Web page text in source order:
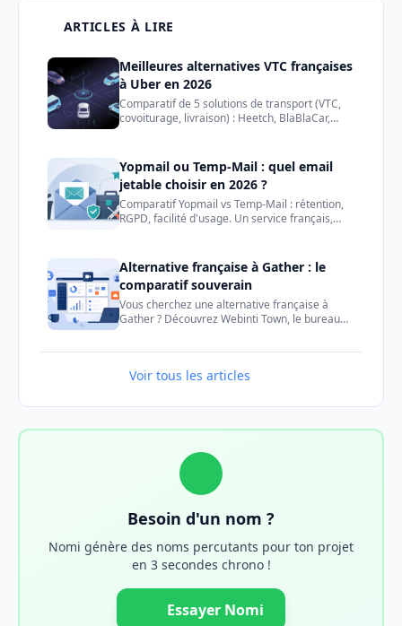
ARTICLES À LIRE
Meilleures alternatives VTC françaises
à Uber en 2026
Comparatif de 5 solutions de transport (VTC,
covoiturage, livraison) : Heetch, BlaBlaCar,
Yopmail ou Temp-Mail : quel email
jetable choisir en 2026 ?
Comparatif Yopmail vs Temp-Mail : rétention,
RGPD, facilité d'usage. Un service français,
Alternative française à Gather : le
comparatif souverain
Vous cherchez une alternative française à
Gather ? Découvrez Webinti Town, le bureau
comparé à Gather.
Voir tous les articles
Besoin d'un nom ?
Nomi génère des noms percutants pour ton projet
en 3 secondes chrono !
Essayer Nomi